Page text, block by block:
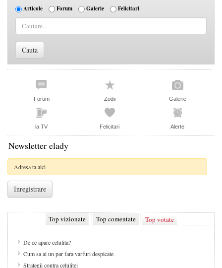
Articole Forum Galerie Felicitari
Forum Zodii Galerie
la TV Felicitari Alerte
Newsletter elady
Top vizionate Top comentate Top votate
De ce apare celulita?
Cum sa ai un par fara varfuri despicate
Strategii contra celulitei